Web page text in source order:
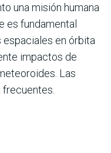
una misión humana
es fundamental
en órbita
impactos de
Las